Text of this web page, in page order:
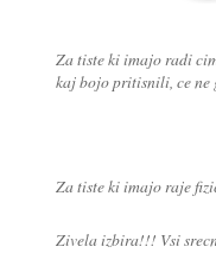
Za tiste ki imajo radi
kaj bojo pritisnili, ce ne
Za tiste ki imajo raje
Zivela izbira!!! Vsi